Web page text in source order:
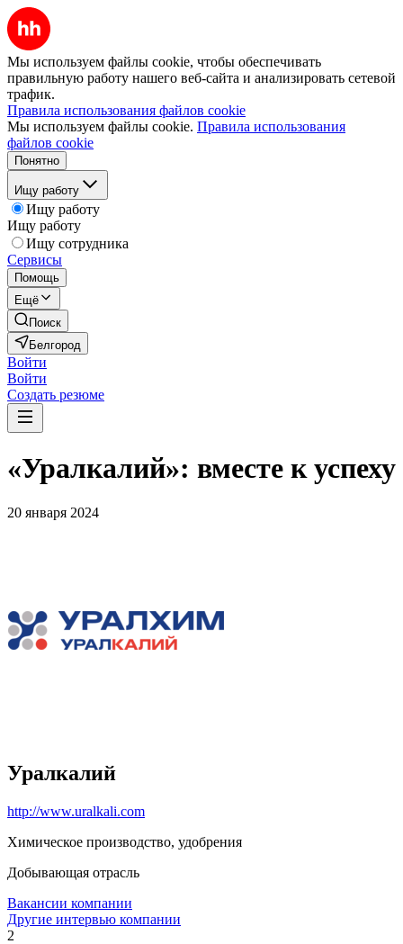
Мы используем файлы cookie, чтобы обеспечивать
правильную работу нашего веб-сайта и анализировать сетевой
трафик.
Правила использования файлов cookie
Мы используем файлы cookie. Правила использования
файлов cookie
Понятно
Ищу работу
Ищу работу
Ищу работу
Ищу сотрудника
Сервисы
Помощь
Ещё
Поиск
Белгород
Войти
Войти
Создать резюме
«Уралкалий»: вместе к успеху
20 января 2024
Уралкалий
http://www.uralkali.com
Химическое производство, удобрения
Добывающая отрасль
Вакансии компании
Другие интервью компании
2